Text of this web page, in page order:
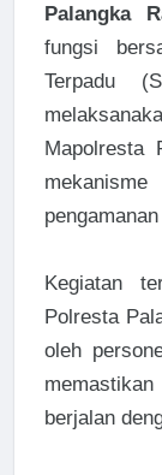
Palangka
fungsi
Terpadu
Mapolresta
Kegiatan
Polresta
oleh
berjalan